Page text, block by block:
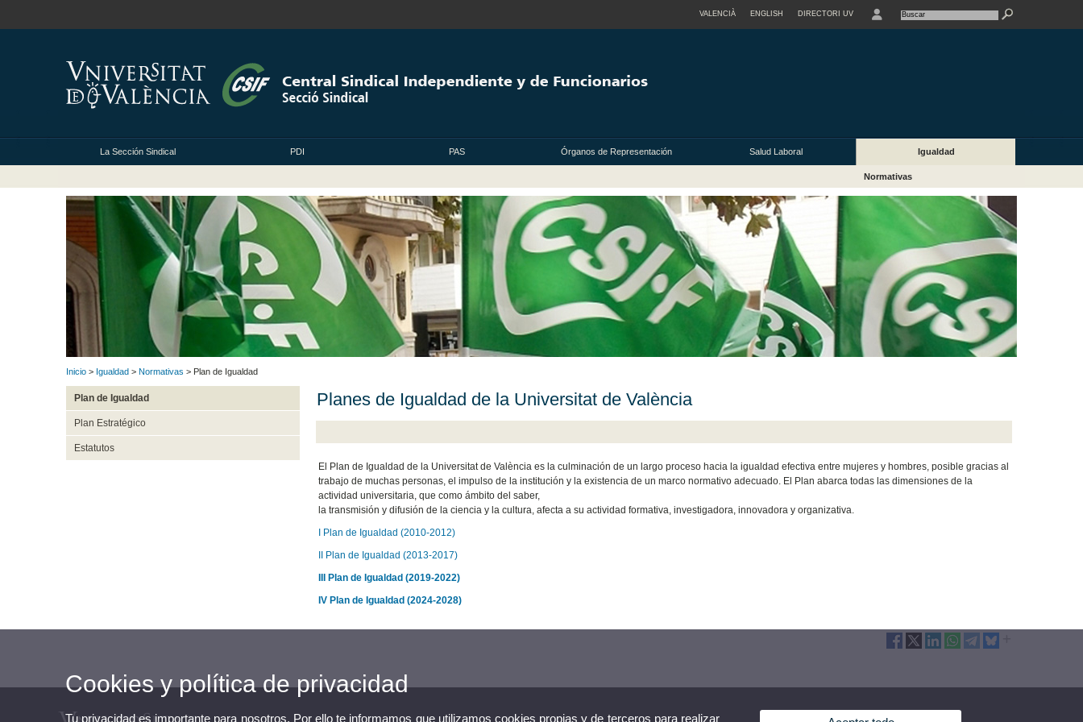
VALENCIÀ ENGLISH DIRECTORI UV
La Sección Sindical PDI PAS Órganos de Representación Salud Laboral Igualdad
Normativas
Inicio > Igualdad > Normativas > Plan de Igualdad
Plan de Igualdad
Plan Estratégico
Estatutos
Planes de Igualdad de la Universitat de València
El Plan de Igualdad de la Universitat de València es la culminación de un largo proceso hacia la igualdad efectiva entre mujeres y hombres, posible gracias al
trabajo de muchas personas, el impulso de la institución y la existencia de un marco normativo adecuado. El Plan abarca todas las dimensiones de la
actividad universitaria, que como ámbito del saber,
la transmisión y difusión de la ciencia y la cultura, afecta a su actividad formativa, investigadora, innovadora y organizativa.
I Plan de Igualdad (2010-2012)
II Plan de Igualdad (2013-2017)
III Plan de Igualdad (2019-2022)
IV Plan de Igualdad (2024-2028)
Cookies y política de privacidad
Tu privacidad es importante para nosotros. Por ello te informamos que utilizamos cookies propias y de terceros para realizar